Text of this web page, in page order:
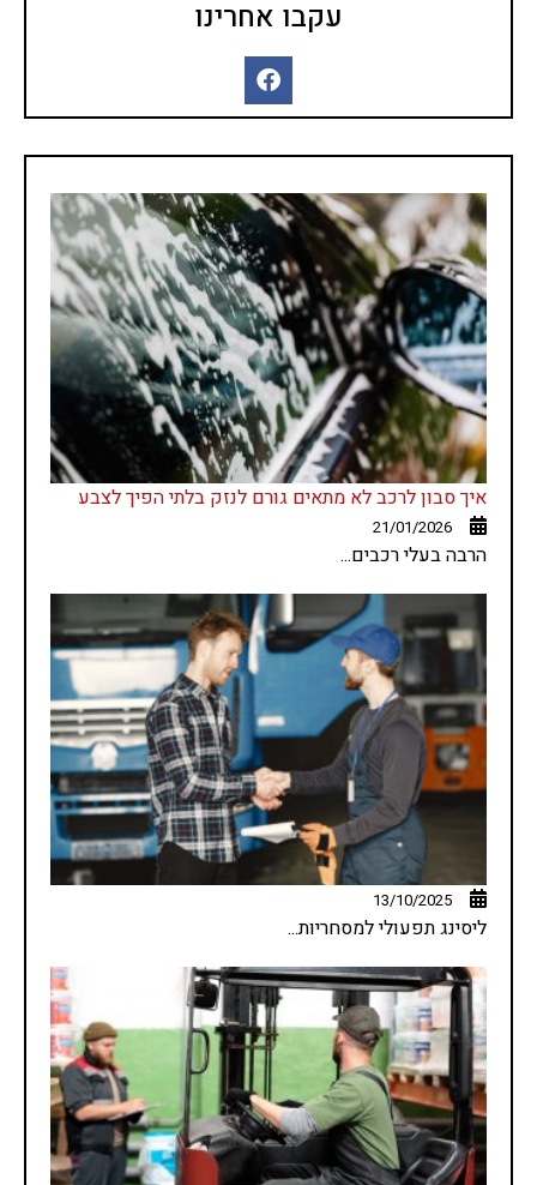
עקבו אחרינו
איך סבון לרכב לא מתאים גורם לנזק בלתי הפיך לצבע
21/01/2026
הרבה בעלי רכבים...
13/10/2025
ליסינג תפעולי למסחריות...